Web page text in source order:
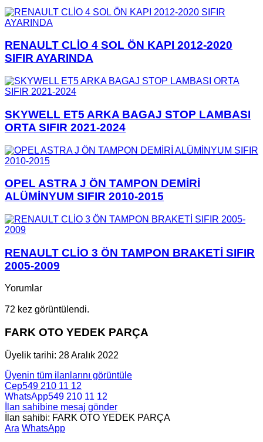
RENAULT CLİO 4 SOL ÖN KAPI 2012-2020
SIFIR AYARINDA
SKYWELL ET5 ARKA BAGAJ STOP LAMBASI
ORTA SIFIR 2021-2024
OPEL ASTRA J ÖN TAMPON DEMİRİ
ALÜMİNYUM SIFIR 2010-2015
RENAULT CLİO 3 ÖN TAMPON BRAKETİ SIFIR
2005-2009
Yorumlar
72 kez görüntülendi.
FARK OTO YEDEK PARÇA
Üyelik tarihi: 28 Aralık 2022
Üyenin tüm ilanlarını görüntüle
Cep549 210 11 12
WhatsApp549 210 11 12
İlan sahibine mesaj gönder
İlan sahibi: FARK OTO YEDEK PARÇA
Ara WhatsApp